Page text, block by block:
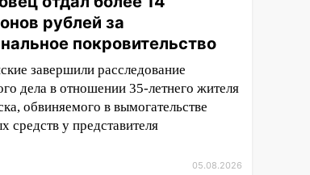
рублей за
покровительство
завершили расследование
дела в отношении 35-летнего жителя
обвиняемого в вымогательстве
средств у представителя
05.08.2026